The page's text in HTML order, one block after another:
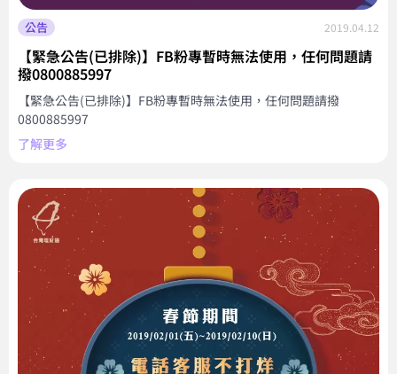
公告 2019.04.12
【緊急公告(已排除)】FB粉專暫時無法使用，任何問題請
撥0800885997
【緊急公告(已排除)】FB粉專暫時無法使用，任何問題請撥
0800885997
了解更多